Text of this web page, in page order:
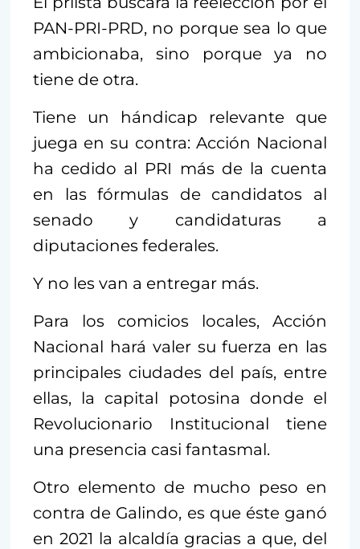
PAN-PRI-PRD, no porque sea lo que
ambicionaba, sino porque ya no
tiene de otra.
Tiene un hándicap relevante que
juega en su contra: Acción Nacional
ha cedido al PRI más de la cuenta
en las fórmulas de candidatos al
senado y candidaturas a
diputaciones federales.
Y no les van a entregar más.
Para los comicios locales, Acción
Nacional hará valer su fuerza en las
principales ciudades del país, entre
ellas, la capital potosina donde el
Revolucionario Institucional tiene
una presencia casi fantasmal.
Otro elemento de mucho peso en
contra de Galindo, es que éste ganó
en 2021 la alcaldía gracias a que, del